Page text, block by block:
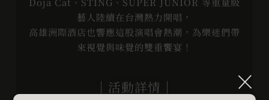
藝人陸續在台灣熱力開唱，
高雄洲際酒店也響應這股演唱會熱潮，為樂迷們帶
來視覺與味覺的雙重饗宴！
｜活動詳情｜